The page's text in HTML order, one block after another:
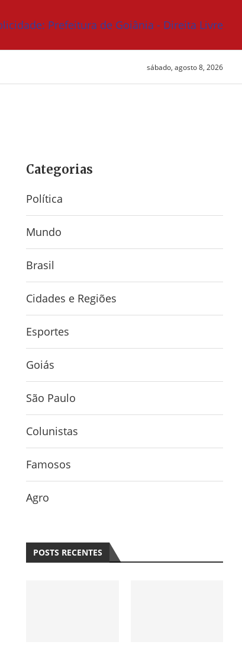
sábado, agosto 8, 2026
Categorias
Política
Mundo
Brasil
Cidades e Regiões
Esportes
Goiás
São Paulo
Colunistas
Famosos
Agro
POSTS RECENTES